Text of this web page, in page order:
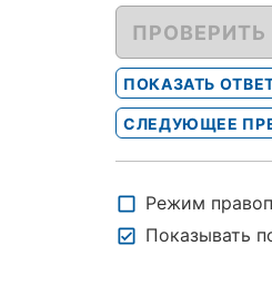
ПРОВЕРИТЬ
ПОКАЗАТЬ
СЛЕДУЮЩЕЕ
Режим
Показывать